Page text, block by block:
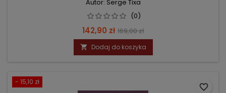
Autor: Serge Tixa
(0)
Cena
142,90 zł Cena
podstawowa
169,00 zł
 Dodaj do koszyka
- 15,10 zł
favorite_border